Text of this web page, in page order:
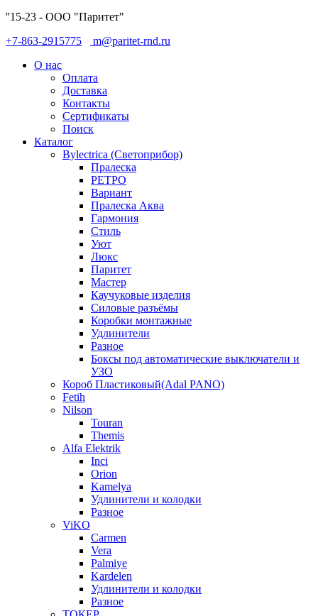
''15-23 - ООО "Паритет"
+7-863-2915775
m@paritet-rnd.ru
О нас
Оплата
Доставка
Контакты
Сертификаты
Поиск
Каталог
Bylectrica (Светоприбор)
Пралеска
РЕТРО
Вариант
Пралеска Аква
Гармония
Стиль
Уют
Люкс
Паритет
Мастер
Каучуковые изделия
Силовые разъёмы
Коробки монтажные
Удлинители
Разное
Боксы под автоматические выключатели и
УЗО
Короб Пластиковый(Adal PANO)
Fetih
Nilson
Touran
Themis
Alfa Elektrik
Inci
Orion
Kamelya
Удлинители и колодки
Разное
ViKO
Carmen
Vera
Palmiye
Kardelen
Удлинители и колодки
Разное